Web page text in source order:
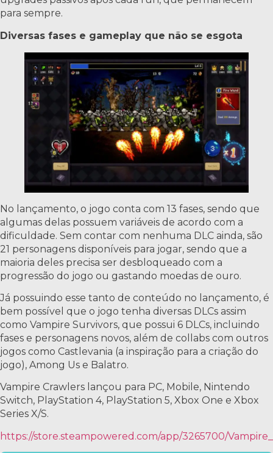
para sempre.
Diversas fases e gameplay que não se esgota
No lançamento, o jogo conta com 13 fases, sendo que
algumas delas possuem variáveis de acordo com a
dificuldade. Sem contar com nenhuma DLC ainda, são
21 personagens disponíveis para jogar, sendo que a
maioria deles precisa ser desbloqueado com a
progressão do jogo ou gastando moedas de ouro.
Já possuindo esse tanto de conteúdo no lançamento, é
bem possível que o jogo tenha diversas DLCs assim
como Vampire Survivors, que possui 6 DLCs, incluindo
fases e personagens novos, além de collabs com outros
jogos como Castlevania (a inspiração para a criação do
jogo), Among Us e Balatro.
Vampire Crawlers lançou para PC, Mobile, Nintendo
Switch, PlayStation 4, PlayStation 5, Xbox One e Xbox
Series X/S.
https://store.steampowered.com/app/3265700/